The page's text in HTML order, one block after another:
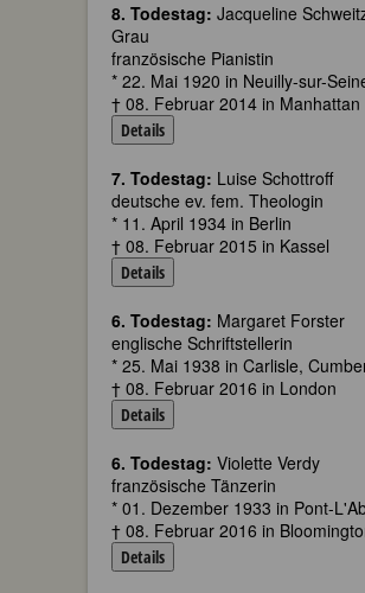
8. Todestag: Jacqueline
Grau
französische Pianistin
* 22. Mai 1920 in Neuilly-sur-
† 08. Februar 2014 in Manhattan
Details
7. Todestag: Luise Schottroff
deutsche ev. fem. Theologin
* 11. April 1934 in Berlin
† 08. Februar 2015 in Kassel
Details
6. Todestag: Margaret Forster
englische Schriftstellerin
* 25. Mai 1938 in Carlisle,
† 08. Februar 2016 in London
Details
6. Todestag: Violette Verdy
französische Tänzerin
* 01. Dezember 1933 in Pont-
† 08. Februar 2016 in
Details